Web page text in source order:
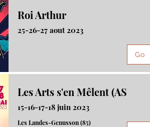
Roi Arthur
25-26-27 aout 2023
Go
Les Arts s'en Mêlent (AS
15-16-17-18 juin 2023
Les Landes-Genusson (85)